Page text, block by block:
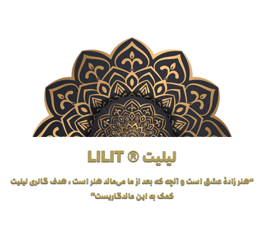
لیلیت ® LILIT
“هنر زادهٔ عشق است و آنچه که بعد از ما می‌ماند هنر است، هدف گالری لیلیت
کمک به این ماندگاریست”